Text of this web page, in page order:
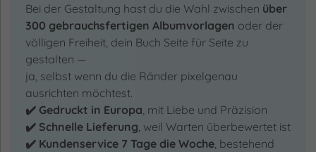
Bei der Gestaltung hast du die Wahl zwischen über
300 gebrauchsfertigen Albumvorlagen oder der
völligen Freiheit, dein Buch Seite für Seite zu
gestalten —
ja, selbst wenn du die Ränder pixelgenau
ausrichten möchtest.
✔️ Gedruckt in Europa, mit Liebe und Präzision
✔️ Schnelle Lieferung, weil Warten überbewertet ist
✔️ Kundenservice 7 Tage die Woche, bestehend